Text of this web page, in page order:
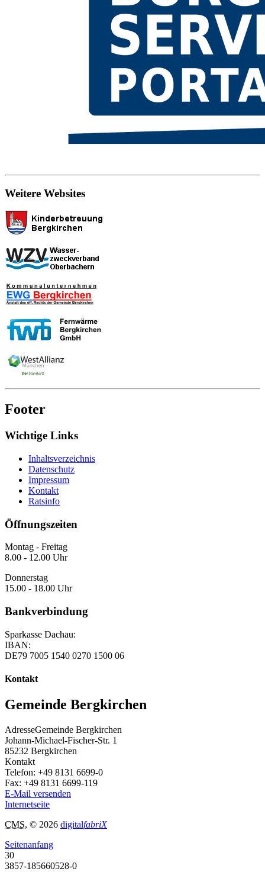
Weitere Websites
Footer
Wichtige Links
Inhaltsverzeichnis
Datenschutz
Impressum
Kontakt
Ratsinfo
Öffnungszeiten
Montag - Freitag
8.00 - 12.00 Uhr
Donnerstag
15.00 - 18.00 Uhr
Bankverbindung
Sparkasse Dachau:
IBAN:
DE79 7005 1540 0270 1500 06
Kontakt
Gemeinde Bergkirchen
AdresseGemeinde Bergkirchen
Johann-Michael-Fischer-Str. 1
85232 Bergkirchen
Kontakt
Telefon: +49 8131 6699-0
Fax: +49 8131 6699-119
E-Mail versenden
Internetseite
CMS, © 2026 digitalfabriX
Seitenanfang
30
3857-185660528-0